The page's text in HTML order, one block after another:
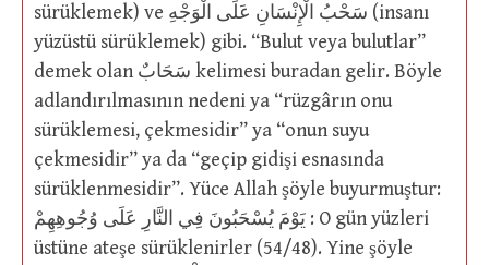
sürüklemek) ve سَحْبُ الْإِنْسَانِ عَلَى الْوَجْهِ (insanı
yüzüstü sürüklemek) gibi. “Bulut veya bulutlar”
demek olan سَحَابٌ kelimesi buradan gelir. Böyle
adlandırılmasının nedeni ya “rüzgârın onu
sürüklemesi, çekmesidir” ya “onun suyu
çekmesidir” ya da “geçip gidişi esnasında
sürüklenmesidir”. Yüce Allah şöyle buyurmuştur:
يَوْمَ يُسْحَبُونَ فِي النَّارِ عَلَى وُجُوهِهِمْ : O gün yüzleri
üstüne ateşe sürüklenirler (54/48). Yine şöyle